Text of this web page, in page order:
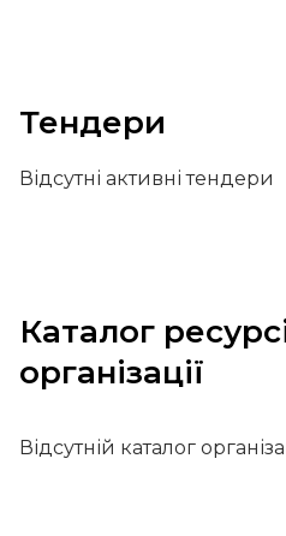
Тендери
Відсутні активні тендери
Каталог
організації
Відсутній каталог